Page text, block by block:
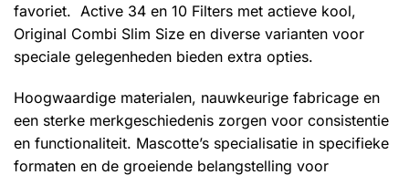
favoriet. Active 34 en 10 Filters met actieve kool,
Original Combi Slim Size en diverse varianten voor
speciale gelegenheden bieden extra opties.
Hoogwaardige materialen, nauwkeurige fabricage en
een sterke merkgeschiedenis zorgen voor consistentie
en functionaliteit. Mascotte’s specialisatie in specifieke
formaten en de groeiende belangstelling voor